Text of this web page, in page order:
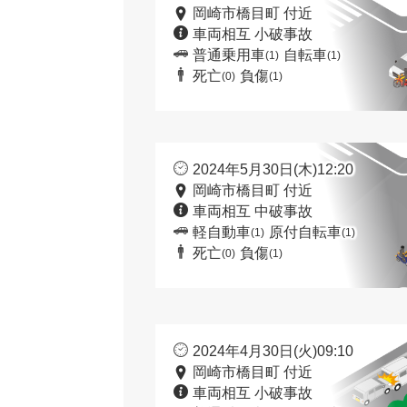
岡崎市橋目町 付近
車両相互 小破事故
普通乗用車(1) 自転車(1)
死亡(0) 負傷(1)
2024年5月30日(木)12:20
岡崎市橋目町 付近
車両相互 中破事故
軽自動車(1) 原付自転車(1)
死亡(0) 負傷(1)
2024年4月30日(火)09:10
岡崎市橋目町 付近
車両相互 小破事故